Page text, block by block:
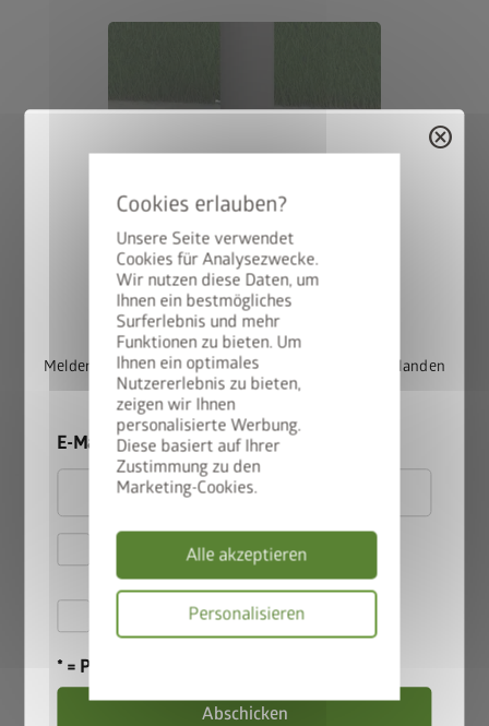
Unsere Seite verwendet
Cookies für Analysezwecke.
Wir nutzen diese Daten, um
Ihnen ein bestmögliches
Surferlebnis und mehr
Funktionen zu bieten. Um
Ihnen ein optimales
Nutzererlebnis zu bieten,
zeigen wir Ihnen
personalisierte Werbung.
Diese basiert auf Ihrer
Zustimmung zu den
Marketing-Cookies.
Alle akzeptieren
Personalisieren
Variante 2: Steher zum Einbetonieren, höhenverstellbar bis zu
Bei dieser Variante wird der Steher direkt in das
Betonfundament einbetoniert. Größe der Fundamentpunkte
(variiert je nach Bodenbeschaffenheit): mind. 50 x 50 cm.
135 cm Steherhöhe und 115 cm bei 180 cm Steherhöhe
cancel
StyleBox gewinnen
Melden Sie sich jetzt für unseren Newsletter an und landen
Sie automatisch im Lostopf.
E-Mail
Hiermit akzeptiere ich
dieDatenschutzbestimmungen
Hiermit akzeptiere ich die
Teilnahmebedingungen.
* = Pflichtfeld
Abschicken